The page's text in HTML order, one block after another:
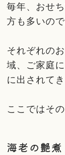
毎年、おせ
方も多いの
それぞれの
域、ご家庭
に出されてき
ここではそ
海老の艶煮